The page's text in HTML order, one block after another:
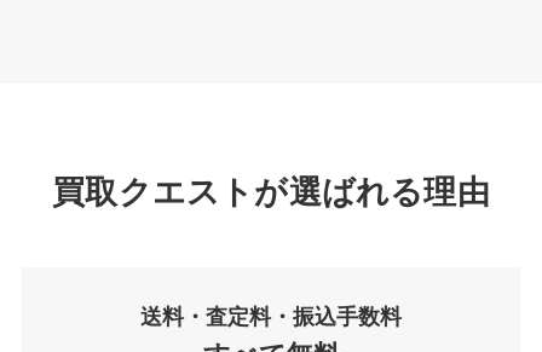
買取クエストが選ばれる理由
送料・査定料・振込手数料